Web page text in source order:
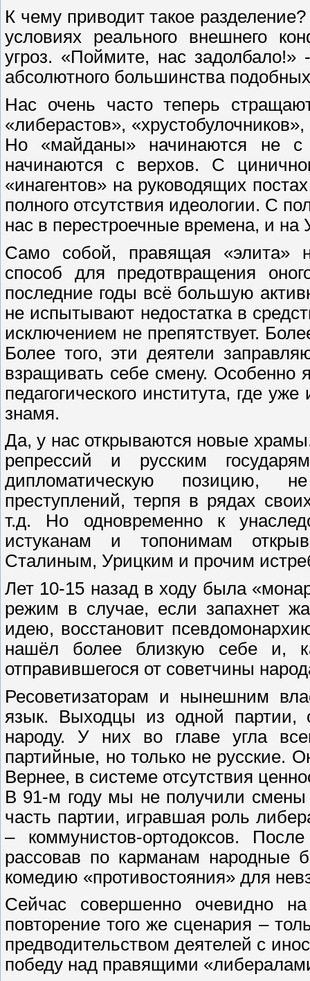
К чему приводит такое
условиях реального внешнего
угроз. «Поймите, нас
абсолютного большинства
Нас очень часто теперь
«либерастов»,
Но «майданы» начинаются не
начинаются с верхов. С
«инагентов» на руководящих
полного отсутствия идеологии. С
нас в перестроечные времена, и
Само собой, правящая «элита»
способ для предотвращения
последние годы всё большую
не испытывают недостатка в
исключением не препятствует.
Более того, эти деятели
взращивать себе смену. Особенно
педагогического института, где
знамя.
Да, у нас открываются новые
репрессий и русским
дипломатическую позицию,
преступлений, терпя в рядах
т.д. Но одновременно к
истуканам и топонимам
Сталиным, Урицким и прочим
Лет 10-15 назад в ходу была
режим в случае, если запахнет
идею, восстановит
нашёл более близкую себе и,
отправившегося от советчины
Ресоветизаторам и нынешним
язык. Выходцы из одной партии,
народу. У них во главе угла
партийные, но только не русские.
Вернее, в системе отсутствия
В 91-м году мы не получили
часть партии, игравшая роль
– коммунистов-ортодоксов.
рассовав по карманам народные
комедию «противостояния» для
Сейчас совершенно очевидно на
повторение того же сценария –
предводительством деятелей с
победу над правящими